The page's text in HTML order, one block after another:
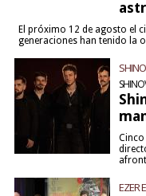
El próximo 12 de agosto el
generaciones han tenido la
EZER